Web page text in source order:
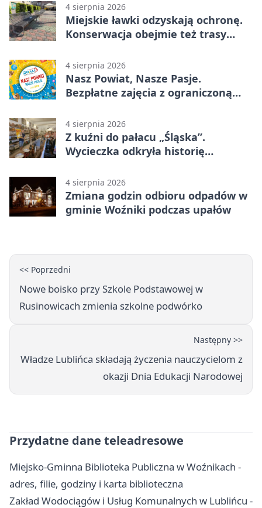
4 sierpnia 2026
Miejskie ławki odzyskają ochronę.
Konserwacja obejmie też trasy
4 sierpnia 2026
Nasz Powiat, Nasze Pasje.
Bezpłatne zajęcia z ograniczoną
4 sierpnia 2026
Z kuźni do pałacu „Śląska”.
Wycieczka odkryła historię
4 sierpnia 2026
Zmiana godzin odbioru odpadów w
gminie Woźniki podczas upałów
<< Poprzedni
Nowe boisko przy Szkole Podstawowej w
Rusinowicach zmienia szkolne podwórko
Następny >>
Władze Lublińca składają życzenia nauczycielom z
okazji Dnia Edukacji Narodowej
Przydatne dane teleadresowe
Miejsko-Gminna Biblioteka Publiczna w Woźnikach -
adres, filie, godziny i karta biblioteczna
Zakład Wodociągów i Usług Komunalnych w Lublińcu -